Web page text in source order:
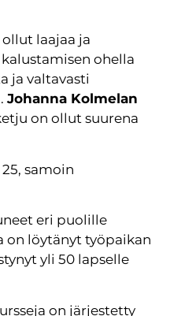
laajaa ja
ohella
ja valtavasti
Johanna Kolmelan
on ollut suurena
samoin
eri puolille
on löytänyt työpaikan
yli 50 lapselle
on järjestetty